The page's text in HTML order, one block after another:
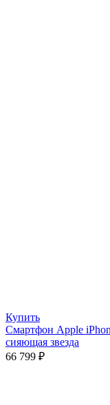
Купить
Смартфон Apple
сияющая звезда
66 799 ₽